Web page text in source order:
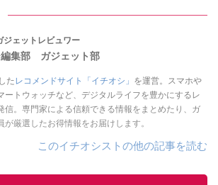
ジェットレビュワー
編集部 ガジェット部
た レコメンドサイト「イチオシ」 を運営。スマホや
ートウォッチなど、デジタルライフを豊かにするレ
信。専門家による信頼できる情報をまとめたり、ガ
厳選したお得情報をお届けします。
このイチオシストの他の記事を読む